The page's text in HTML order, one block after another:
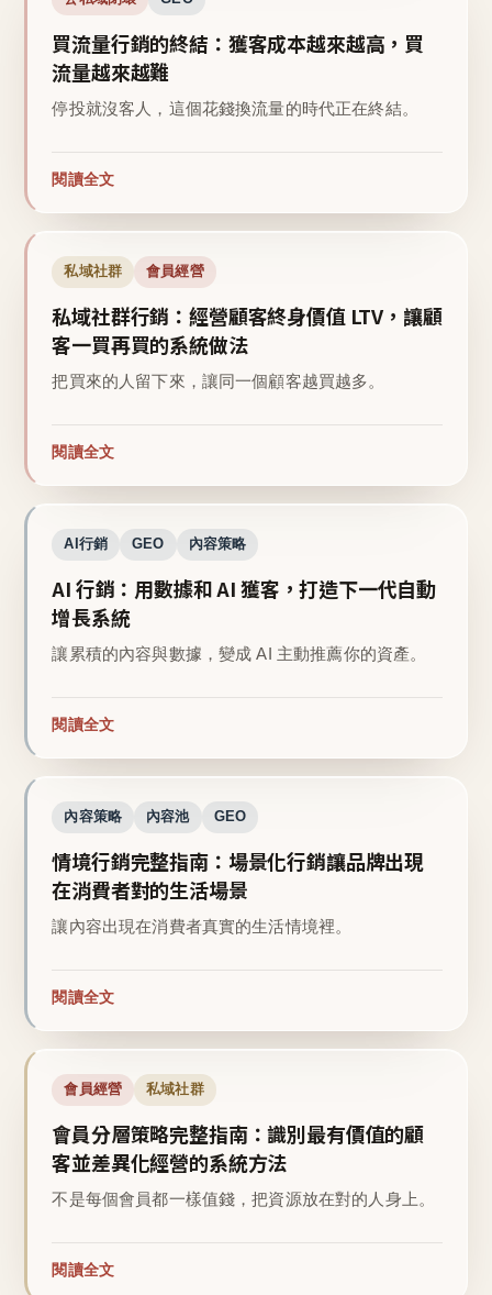
買流量行銷的終結：獲客成本越來越高，買
流量越來越難
停投就沒客人，這個花錢換流量的時代正在終結。
閱讀全文
私域社群 會員經營
私域社群行銷：經營顧客終身價值 LTV，讓顧
客一買再買的系統做法
把買來的人留下來，讓同一個顧客越買越多。
閱讀全文
AI行銷 GEO 內容策略
AI 行銷：用數據和 AI 獲客，打造下一代自動
增長系統
讓累積的內容與數據，變成 AI 主動推薦你的資產。
閱讀全文
內容策略 內容池 GEO
情境行銷完整指南：場景化行銷讓品牌出現
在消費者對的生活場景
讓內容出現在消費者真實的生活情境裡。
閱讀全文
會員經營 私域社群
會員分層策略完整指南：識別最有價值的顧
客並差異化經營的系統方法
不是每個會員都一樣值錢，把資源放在對的人身上。
閱讀全文